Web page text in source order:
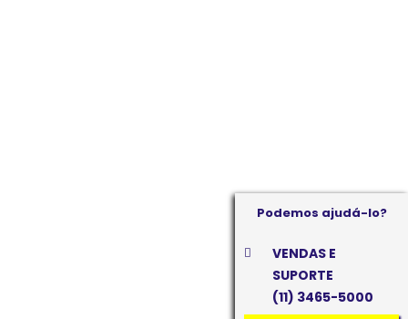
Podemos ajudá-lo?
VENDAS E
SUPORTE
(11) 3465-5000